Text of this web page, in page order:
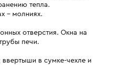
тепла.
- молниях.
отверстия. Окна на
печи.
ввертыши в сумке-чехле и